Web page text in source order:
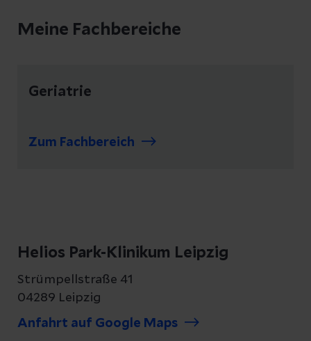
Meine Fachbereiche
Geriatrie
Zum Fachbereich
Helios Park-Klinikum Leipzig
Strümpellstraße 41
04289 Leipzig
Anfahrt auf Google Maps